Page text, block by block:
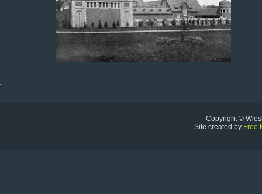
Copyright ©
Site created by Free